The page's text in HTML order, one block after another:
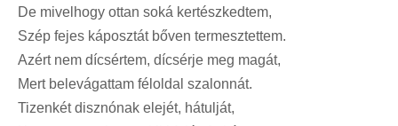
De mivelhogy ottan soká kertészkedtem,
Szép fejes káposztát bőven termesztettem.
Azért nem dícsértem, dícsérje meg magát,
Mert belevágattam féloldal szalonnát.
Tizenkét disznónak elejét, hátulját,